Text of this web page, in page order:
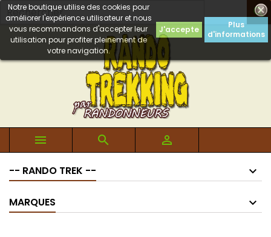

Notre boutique utilise des cookies pour
améliorer l'expérience utilisateur et nous
vous recommandons d'accepter leur
utilisation pour profiter pleinement de
votre navigation.
J'accepte
Plus
d'informations
  
-- RANDO TREK --
MARQUES